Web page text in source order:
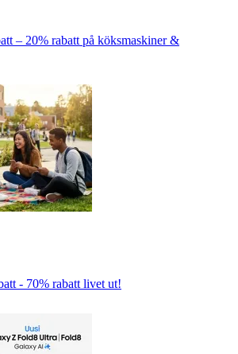
– 20% rabatt på köksmaskiner &
- 70% rabatt livet ut!